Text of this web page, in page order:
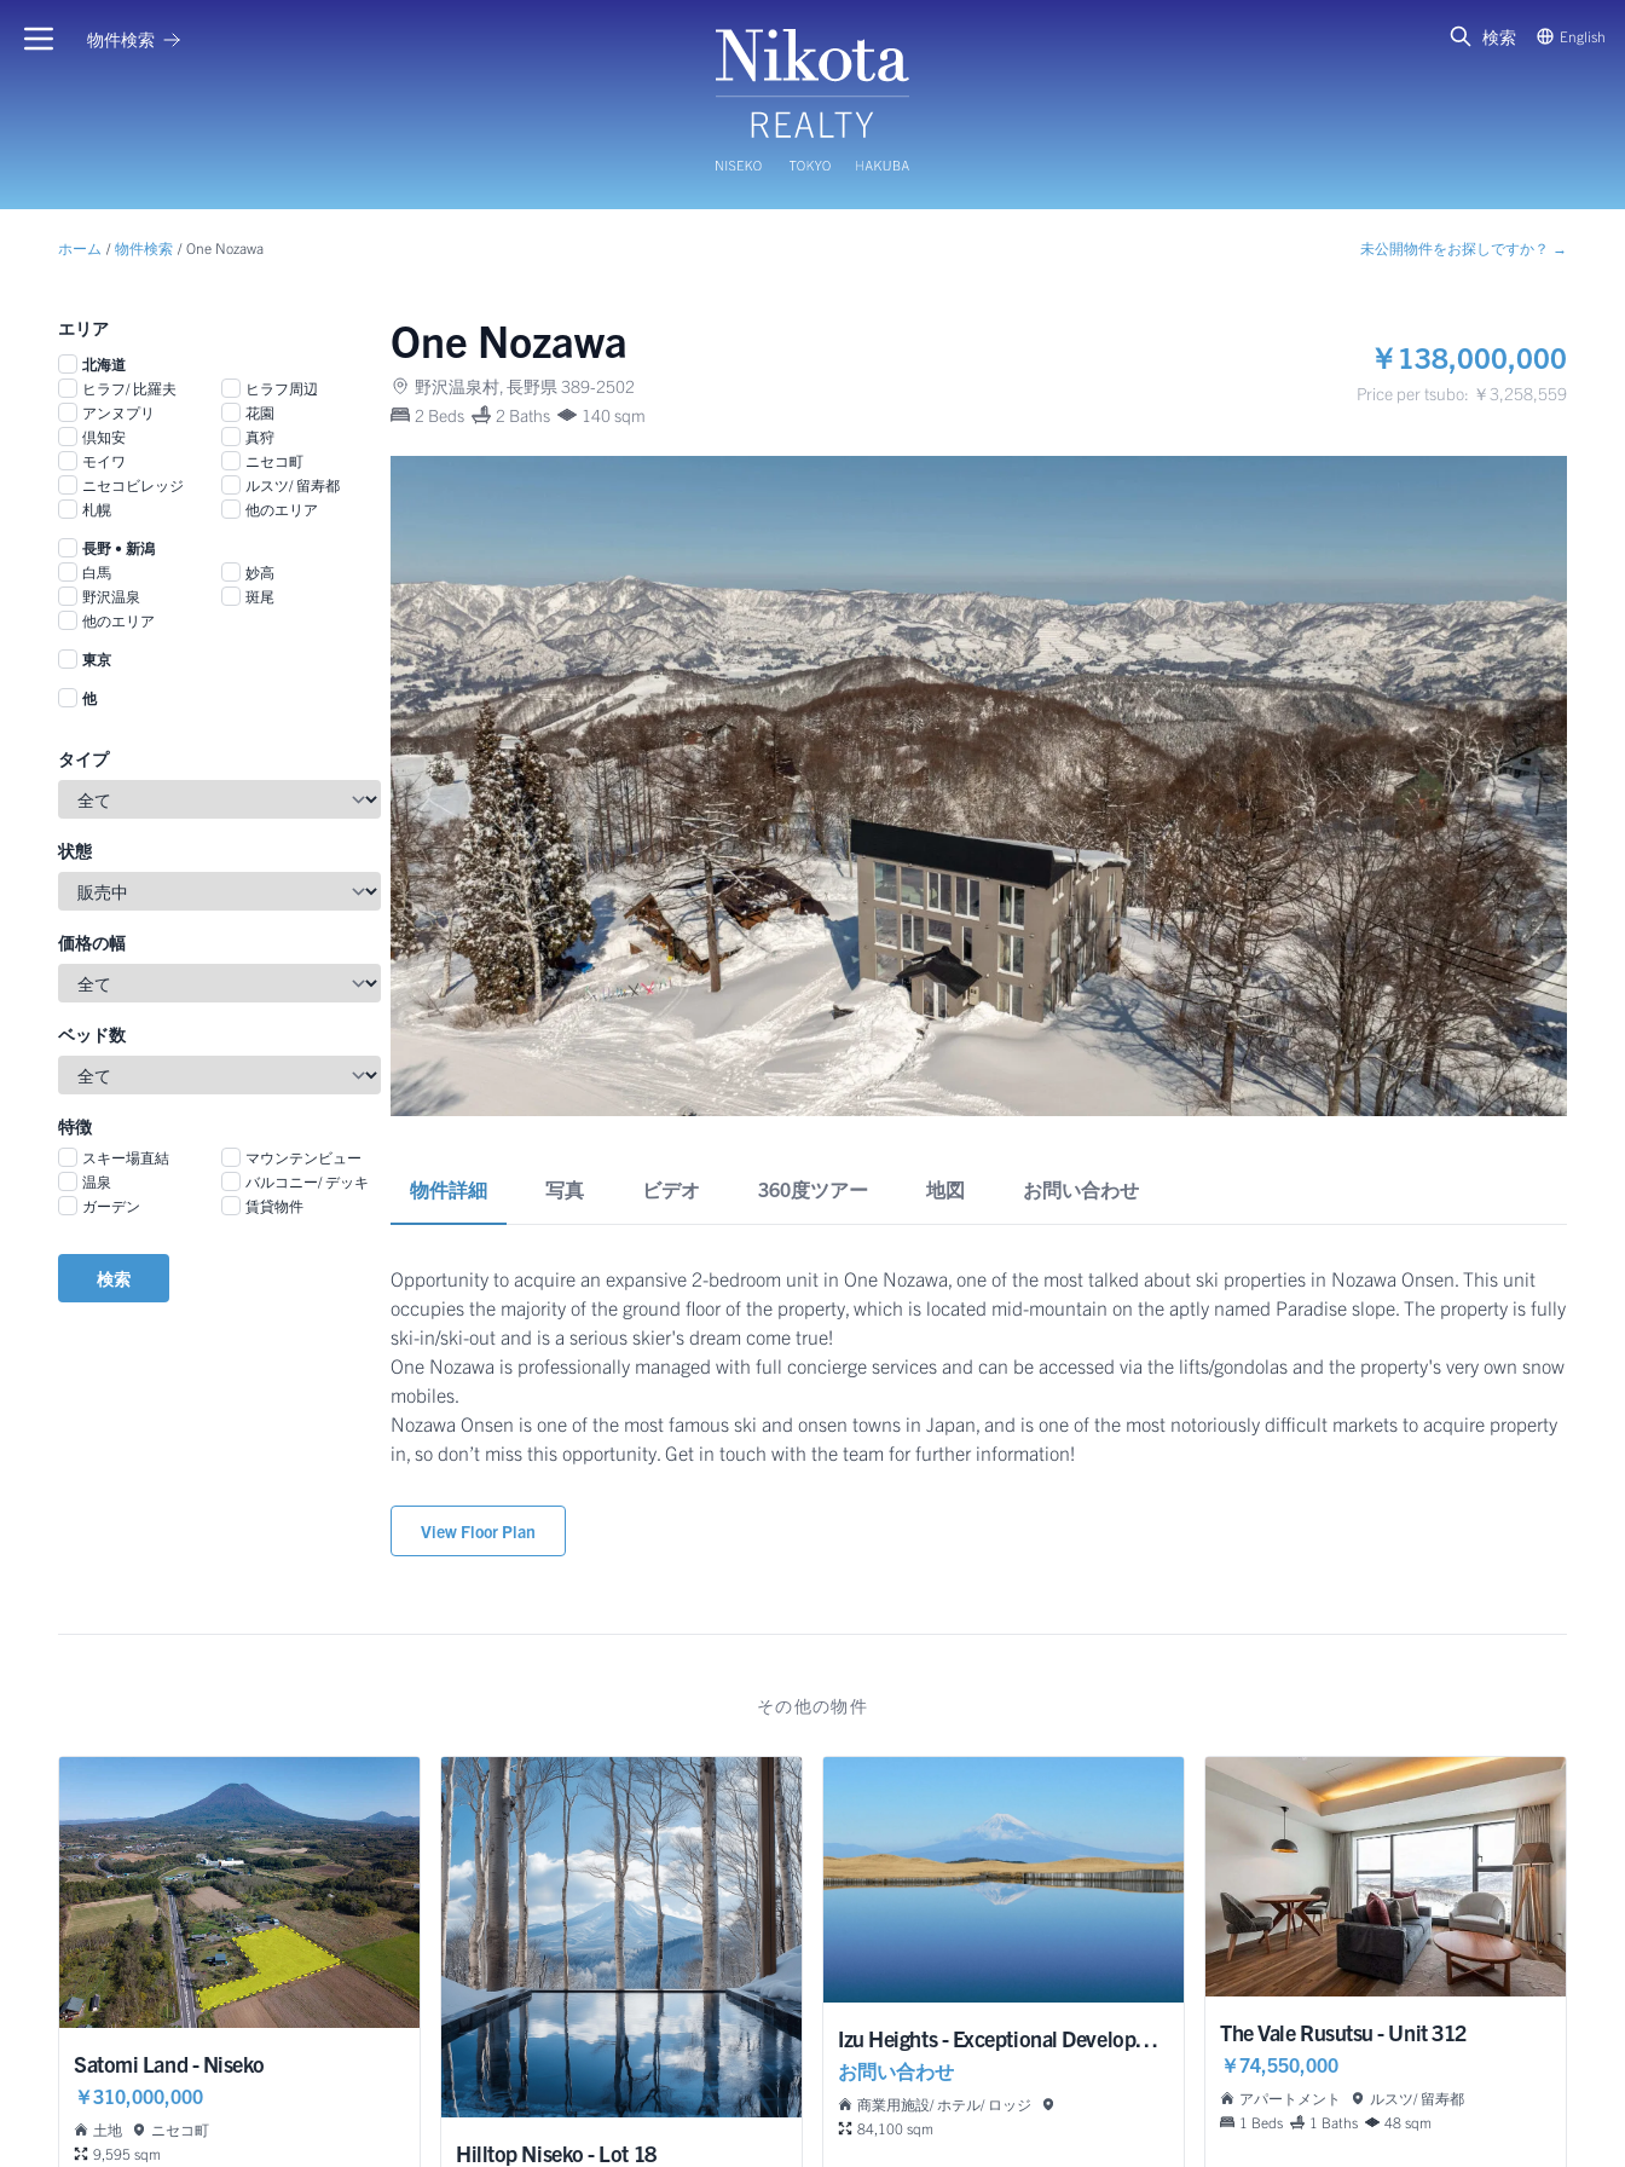
物件検索 検索 English
ホーム / 物件検索 / One Nozawa 未公開物件をお探しですか？ →
エリア
北海道
ヒラフ/ 比羅夫
ヒラフ周辺
アンヌプリ
花園
倶知安
真狩
モイワ
ニセコ町
ニセコビレッジ
ルスツ/ 留寿都
札幌
他のエリア
長野 • 新潟
白馬
妙高
野沢温泉
斑尾
他のエリア
東京
他
タイプ
状態
価格の幅
ベッド数
特徴
スキー場直結
マウンテンビュー
温泉
バルコニー/ デッキ
ガーデン
賃貸物件
検索
One Nozawa
野沢温泉村, 長野県 389-2502
2 Beds
2 Baths 140 sqm
￥138,000,000
Price per tsubo: ￥3,258,559
物件詳細 写真 ビデオ 360度ツアー 地図 お問い合わせ
Opportunity to acquire an expansive 2-bedroom unit in One Nozawa, one of the most talked about ski properties in Nozawa Onsen. This unit
occupies the majority of the ground floor of the property, which is located mid-mountain on the aptly named Paradise slope. The property is fully
ski-in/ski-out and is a serious skier's dream come true!
One Nozawa is professionally managed with full concierge services and can be accessed via the lifts/gondolas and the property's very own snow
mobiles.
Nozawa Onsen is one of the most famous ski and onsen towns in Japan, and is one of the most notoriously difficult markets to acquire property
in, so don’t miss this opportunity. Get in touch with the team for further information!
View Floor Plan
その他の物件
Satomi Land - Niseko
￥310,000,000
土地
ニセコ町
9,595 sqm
Hilltop Niseko - Lot 18
Izu Heights - Exceptional Development Opportunity
お問い合わせ
商業用施設/ ホテル/ ロッジ
84,100 sqm
The Vale Rusutsu - Unit 312
￥74,550,000
アパートメント
ルスツ/ 留寿都
1 Beds
1 Baths 48 sqm